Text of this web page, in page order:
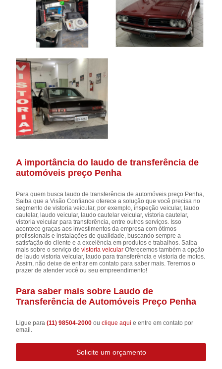
A importância do laudo de transferência de
automóveis preço Penha
Para quem busca laudo de transferência de automóveis preço Penha,
Saiba que a Visão Confiance oferece a solução que você precisa no
segmento de vistoria veicular, por exemplo, inspeção veicular, laudo
cautelar, laudo veicular, laudo cautelar veicular, vistoria cautelar,
vistoria veicular para transferência, entre outros serviços. Isso
acontece graças aos investimentos da empresa com ótimos
profissionais e instalações de qualidade, buscando sempre a
satisfação do cliente e a excelência em produtos e trabalhos. Saiba
mais sobre o serviço devistoria veicular Oferecemos também a opção
de laudo vistoria veicular, laudo para transferência e vistoria de motos.
Assim, não deixe de entrar em contato para saber mais. Teremos o
prazer de atender você ou seu empreendimento!
Para saber mais sobre Laudo de
Transferência de Automóveis Preço Penha
Ligue para(11) 98504-2000ouclique aqui e entre em contato por
email.
Solicite um orçamento